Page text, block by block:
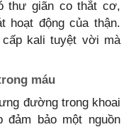
thư giãn co thắt cơ,
hoạt động của thận.
cấp kali tuyệt vời mà
máu
đường trong khoai
đảm bảo một nguồn